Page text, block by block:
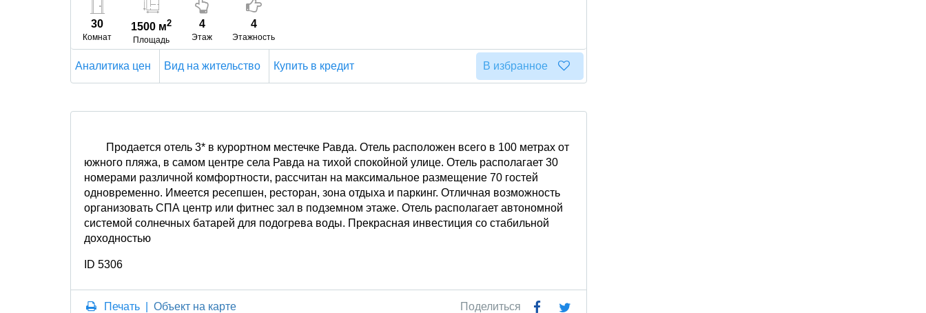
30
Комнат
1500 м2
Площадь
4
Этаж
4
Этажность
Аналитика цен Вид на жительство Купить в кредит В избранное
Продается отель 3* в курортном местечке Равда. Отель расположен всего в 100 метрах от
южного пляжа, в самом центре села Равда на тихой спокойной улице. Отель располагает 30
номерами различной комфортности, рассчитан на максимальное размещение 70 гостей
одновременно. Имеется ресепшен, ресторан, зона отдыха и паркинг. Отличная возможность
организовать СПА центр или фитнес зал в подземном этаже. Отель располагает автономной
системой солнечных батарей для подогрева воды. Прекрасная инвестиция со стабильной
доходностью
ID 5306
Печать |Объект на карте Поделиться